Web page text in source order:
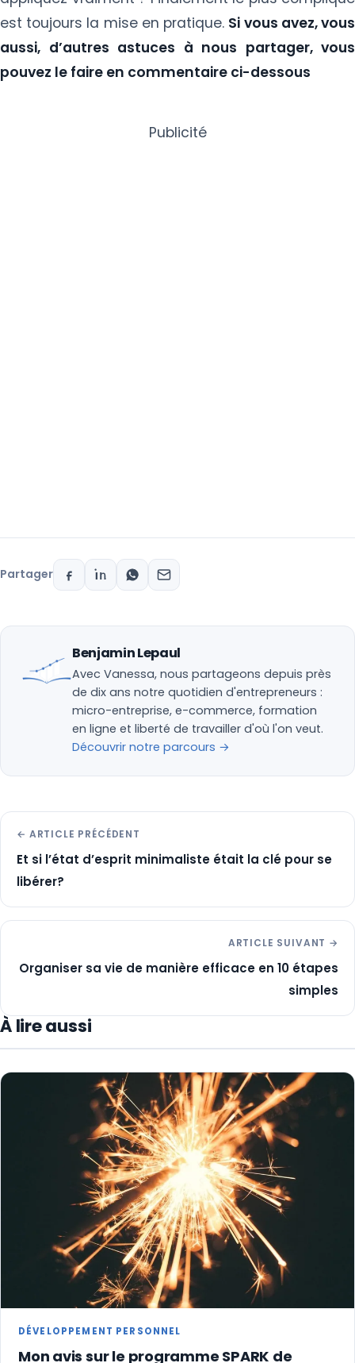
est toujours la mise en pratique. Si vous avez, vous
aussi, d’autres astuces à nous partager, vous
pouvez le faire en commentaire ci-dessous
Publicité
Partager
Benjamin Lepaul
Avec Vanessa, nous partageons depuis près
de dix ans notre quotidien d'entrepreneurs :
micro-entreprise, e-commerce, formation
en ligne et liberté de travailler d'où l'on veut.
Découvrir notre parcours →
← ARTICLE PRÉCÉDENT
Et si l’état d’esprit minimaliste était la clé pour se
libérer?
ARTICLE SUIVANT →
Organiser sa vie de manière efficace en 10 étapes
simples
À lire aussi
DÉVELOPPEMENT PERSONNEL
Mon avis sur le programme SPARK de